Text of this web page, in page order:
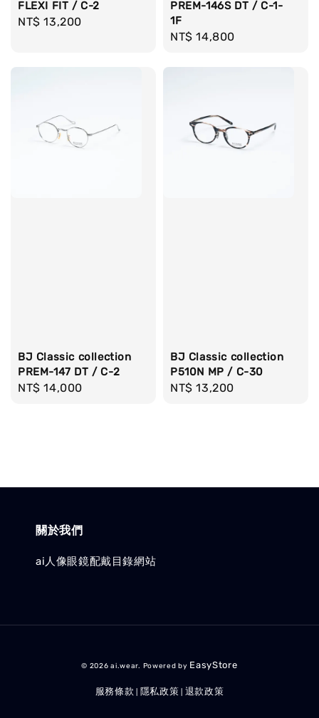
FLEXI FIT / C-2
Regular
NT$ 13,200
PREM-146S DT / C-1-
1F
Regular
NT$ 14,800
BJ Classic collection
PREM-147 DT / C-2
Regular
NT$ 14,000
BJ Classic collection
P510N MP / C-30
Regular
NT$ 13,200
關於我們
ai人像眼鏡配戴目錄網站
© 2026 ai.wear. Powered by EasyStore
服務條款 隱私政策 退款政策